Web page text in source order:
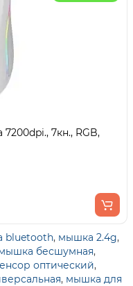
7200dpi., 7кн., RGB,
bluetooth, мышка 2.4g,
бесшумная,
оптический,
, мышка для